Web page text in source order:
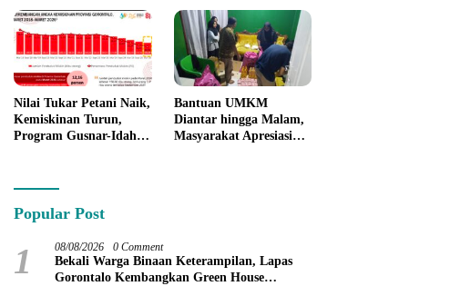
Nilai Tukar Petani Naik,
Kemiskinan Turun,
Program Gusnar-Idah
Bantuan UMKM
Diantar hingga Malam,
Masyarakat Apresiasi
Popular Post
1 08/08/2026 0 Comment
Bekali Warga Binaan Keterampilan, Lapas
Gorontalo Kembangkan Green House